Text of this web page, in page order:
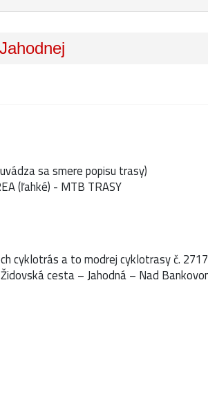
sa smere popisu trasy)
(ľahké) - MTB TRASY
cyklotrás a to modrej cyklotrasy č.
cesta – Jahodná – Nad